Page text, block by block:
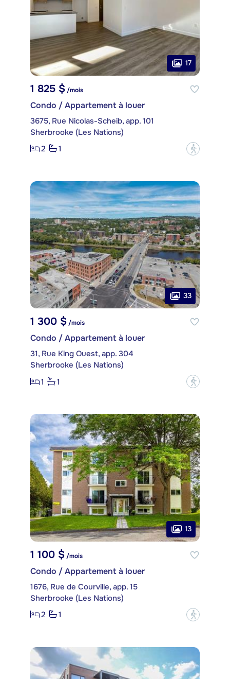
17
1 825 $ /mois
Condo / Appartement à louer
3675, Rue Nicolas-Scheib, app. 101
Sherbrooke (Les Nations)
2
1 ?
33
1 300 $/mois
Condo / Appartement à louer
31, Rue King Ouest, app. 304
Sherbrooke (Les Nations)
1
1 ?
13
1 100 $ /mois
Condo / Appartement à louer
1676, Rue de Courville, app. 15
Sherbrooke (Les Nations)
2
1 ?